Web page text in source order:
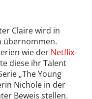
Claire wird in
übernommen.
wie der Netflix-
diese ihr Talent
„The Young
Nichole in der
Beweis stellen.